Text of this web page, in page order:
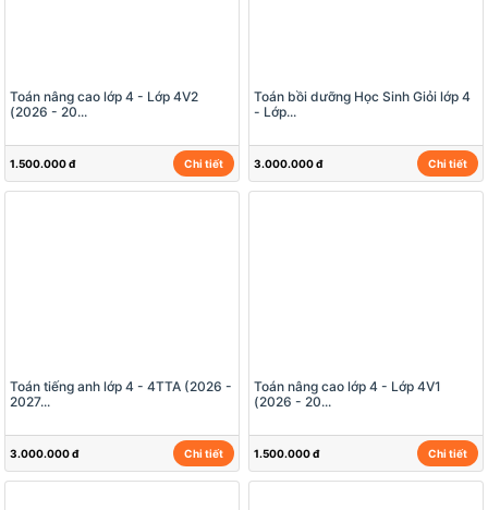
Toán nâng cao lớp 4 - Lớp 4V2
(2026 - 20...
1.500.000 đ Chi tiết
Toán bồi dưỡng Học Sinh Giỏi lớp 4
- Lớp...
3.000.000 đ Chi tiết
Toán tiếng anh lớp 4 - 4TTA (2026 -
2027...
3.000.000 đ Chi tiết
Toán nâng cao lớp 4 - Lớp 4V1
(2026 - 20...
1.500.000 đ Chi tiết